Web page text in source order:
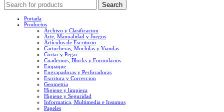
Search
Portada
Productos
Archivo y Clasificacion
Arte, Manualidad y Juegos
Artículos de Escritorio
Cartucheras, Mochilas y Viandas
Cortar y Pegar
Cuadernos, Blocks y Formularios
Empaque
Engrapadoras y Perforadoras
Escritura y Correccion
Geometria
Higiene y limpieza
Higiene y Seguridad
Informatica, Multimedia e Insumos
Papeles